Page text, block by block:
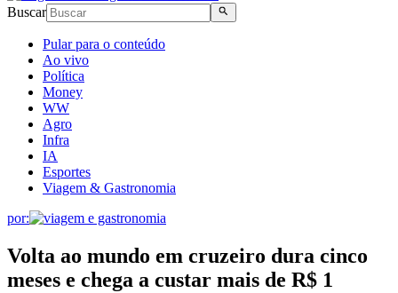
Buscar
Pular para o conteúdo
Ao vivo
Política
Money
WW
Agro
Infra
IA
Esportes
Viagem & Gastronomia
por:
Volta ao mundo em cruzeiro dura cinco
meses e chega a custar mais de R$ 1